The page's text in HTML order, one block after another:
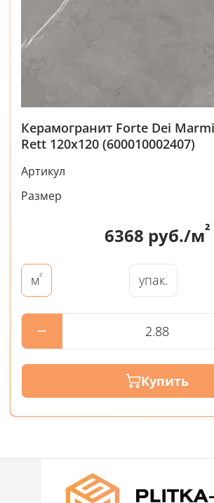
Керамогранит Forte Dei
Rett 120x120 (600010002407)
Артикул
Размер
6368 руб./м²
м² упак.
Купить